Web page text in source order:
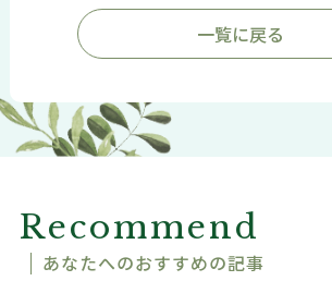
一覧に戻る
Recommend
あなたへのおすすめの記事